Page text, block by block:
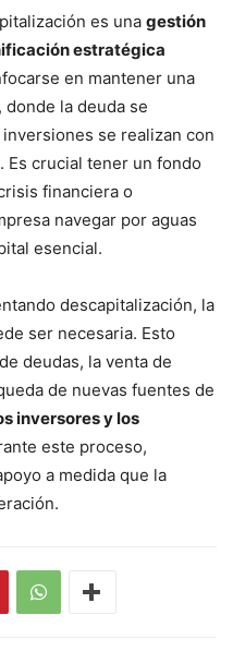
es una gestión
estratégica
en mantener una
la deuda se
se realizan con
Es crucial tener un fondo
financiera o
navegar por aguas
esencial.
descapitalización, la
ser necesaria. Esto
deudas, la venta de
de nuevas fuentes de
inversores y los
este proceso,
a medida que la